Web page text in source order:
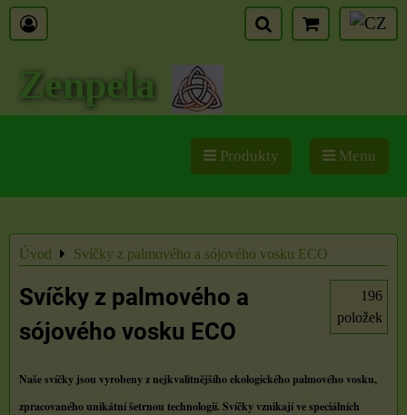
Zenpela
Produkty Menu
Úvod Svíčky z palmového a sójového vosku ECO
Svíčky z palmového a
sójového vosku ECO
196
položek
Naše svíčky jsou vyrobeny z nejkvalitnějšího ekologického palmového vosku,
zpracovaného unikátní šetrnou technologií. Svíčky vznikají ve speciálních